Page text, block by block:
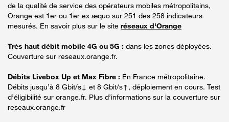
de la qualité de service des opérateurs mobiles métropolitains,
Orange est 1er ou 1er ex æquo sur 251 des 258 indicateurs
mesurés. En savoir plus sur le site réseaux d'Orange
Très haut débit mobile 4G ou 5G : dans les zones déployées.
Couverture sur reseaux.orange.fr.
Débits Livebox Up et Max Fibre : En France métropolitaine.
Débits jusqu’à 8 Gbit/s↓ et 8 Gbit/s↑, déploiement en cours. Test
d’éligibilité sur orange.fr. Plus d’informations sur la couverture sur
reseaux.orange.fr